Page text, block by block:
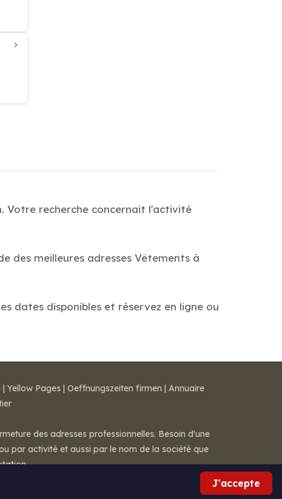
Votre recherche concernait l'activité
des meilleures adresses Vêtements à
dates disponibles et réservez en ligne ou
J'accepte
| Yellow Pages | Oeffnungszeiten firmen | Annuaire
des adresses professionnelles. Besoin d'une
par activité et aussi par le nom de la société que